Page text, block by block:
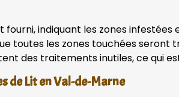
indiquant les zones
toutes les zones touchées
des traitements inutiles, ce qui
de Lit en Val-de-Marne